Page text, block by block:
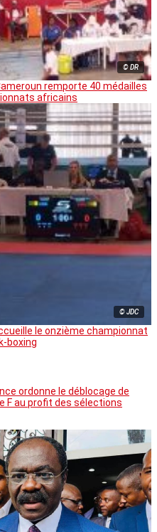
© DR
remporte 40 médailles
africains
© JDC
le onzième championnat
boxing
ordonne le déblocage de
F au profit des sélections